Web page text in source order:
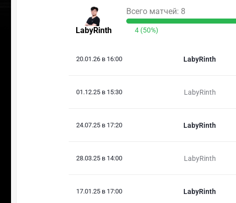
LabyRinth
Всего матчей: 8
4 (50%)
20.01.26 в 16:00 LabyRinth
01.12.25 в 15:30 LabyRinth
24.07.25 в 17:20 LabyRinth
28.03.25 в 14:00 LabyRinth
17.01.25 в 17:00 LabyRinth